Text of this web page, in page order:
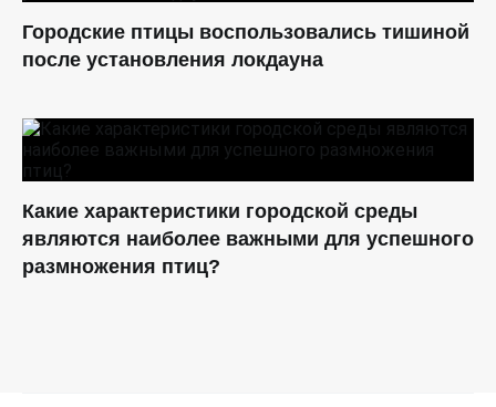
Городские птицы воспользовались тишиной
после установления локдауна
Какие характеристики городской среды
являются наиболее важными для успешного
размножения птиц?